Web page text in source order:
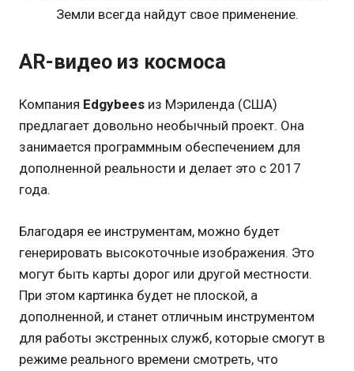
Земли всегда найдут свое применение.
AR-видео из космоса
Компания Edgybees из Мэриленда (США)
предлагает довольно необычный проект. Она
занимается программным обеспечением для
дополненной реальности и делает это с 2017
года.
Благодаря ее инструментам, можно будет
генерировать высокоточные изображения. Это
могут быть карты дорог или другой местности.
При этом картинка будет не плоской, а
дополненной, и станет отличным инструментом
для работы экстренных служб, которые смогут в
режиме реального времени смотреть, что